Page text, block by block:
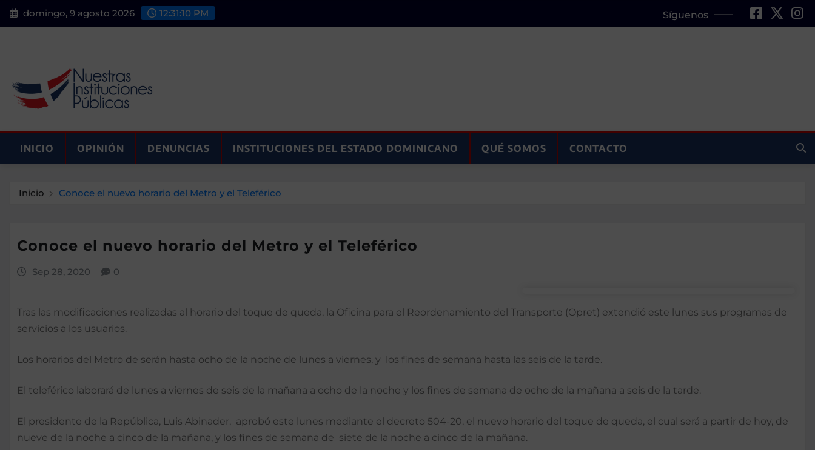
Saltar
al
domingo, 9 agosto 2026 12:31:11 PM Síguenos
INICIO OPINIÓN DENUNCIAS INSTITUCIONES DEL ESTADO DOMINICANO QUÉ SOMOS CONTACTO
Inicio Conoce el nuevo horario del Metro y el Teleférico
Conoce el nuevo horario del Metro y el Teleférico
Sep 28, 2020 0
Tras las modificaciones realizadas al horario del toque de queda, la Oficina para el Reordenamiento del Transporte (Opret) extendió este lunes sus programas de
servicios a los usuarios.
Los horarios del Metro de serán hasta ocho de la noche de lunes a viernes, y los fines de semana hasta las seis de la tarde.
El teleférico laborará de lunes a viernes de seis de la mañana a ocho de la noche y los fines de semana de ocho de la mañana a seis de la tarde.
El presidente de la República, Luis Abinader, aprobó este lunes mediante el decreto 504-20, el nuevo horario del toque de queda, el cual será a partir de hoy, de
nueve de la noche a cinco de la mañana, y los fines de semana de siete de la noche a cinco de la mañana.